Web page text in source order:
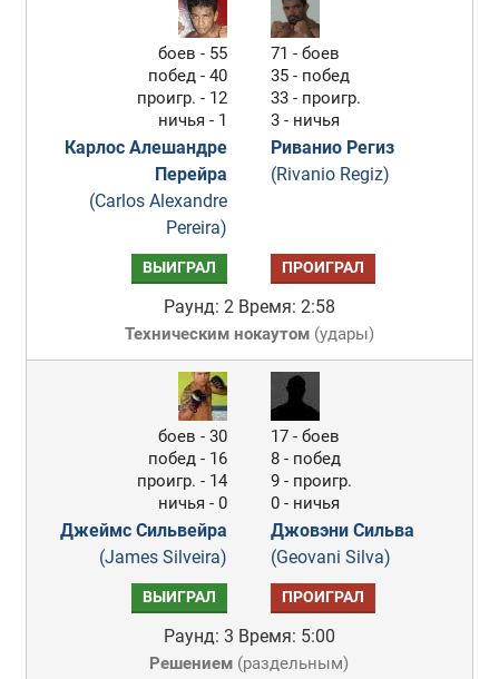
боев - 55
побед - 40
проигр. - 12
ничья - 1
Карлос Алешандре
Перейра
(Carlos Alexandre
Pereira)
71 - боев
35 - побед
33 - проигр.
3 - ничья
Риванио Региз
(Rivanio Regiz)
ВЫИГРАЛ ПРОИГРАЛ
Раунд: 2 Время: 2:58
Техническим нокаутом(удары)
боев - 30
побед - 16
проигр. - 14
ничья - 0
Джеймс Сильвейра
(James Silveira)
17 - боев
8 - побед
9 - проигр.
0 - ничья
Джовэни Сильва
(Geovani Silva)
ВЫИГРАЛ ПРОИГРАЛ
Раунд: 3 Время: 5:00
Решением (раздельным)